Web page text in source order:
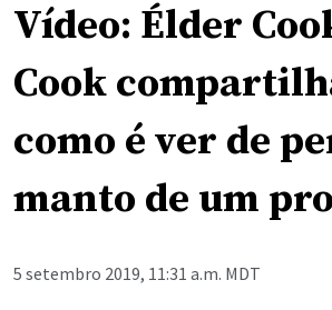
Vídeo: Élder
Cook
como é ver de
manto de um
5 setembro 2019, 11:31 a.m. MDT